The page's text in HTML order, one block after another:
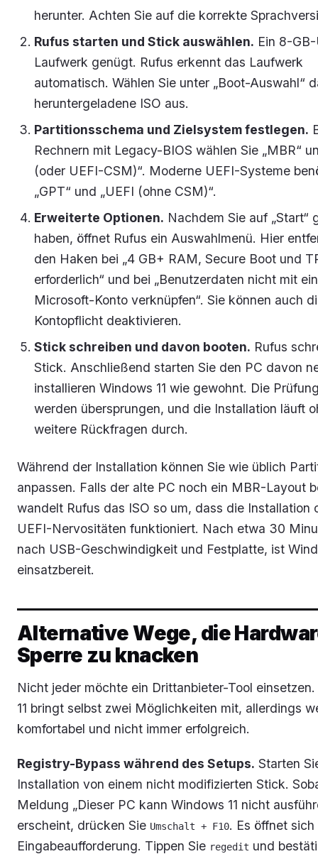
herunter. Achten Sie auf die korrekte
Rufus starten und Stick auswählen. Ein 8-
Laufwerk genügt. Rufus erkennt das Laufwerk
automatisch. Wählen Sie unter „Boot-Auswahl“
heruntergeladene ISO aus.
Partitionsschema und Zielsystem festlegen.
Rechnern mit Legacy-BIOS wählen Sie „MBR“
(oder UEFI-CSM)“. Moderne UEFI-Systeme
„GPT“ und „UEFI (ohne CSM)“.
Erweiterte Optionen. Nachdem Sie auf „Start“
haben, öffnet Rufus ein Auswahlmenü. Hier
den Haken bei „4 GB+ RAM, Secure Boot und
erforderlich“ und bei „Benutzerdaten nicht mit
Microsoft-Konto verknüpfen“. Sie können auch
Kontopflicht deaktivieren.
Stick schreiben und davon booten. Rufus
Stick. Anschließend starten Sie den PC davon
installieren Windows 11 wie gewohnt. Die
werden übersprungen, und die Installation läuft
weitere Rückfragen durch.
Während der Installation können Sie wie üblich
anpassen. Falls der alte PC noch ein MBR-Layout
wandelt Rufus das ISO so um, dass die Installation
UEFI-Nervositäten funktioniert. Nach etwa 30
nach USB-Geschwindigkeit und Festplatte, ist
einsatzbereit.
Alternative Wege, die
Sperre zu knacken
Nicht jeder möchte ein Drittanbieter-Tool
11 bringt selbst zwei Möglichkeiten mit, allerdings
komfortabel und nicht immer erfolgreich.
Registry-Bypass während des Setups. Starten
Installation von einem nicht modifizierten Stick.
Meldung „Dieser PC kann Windows 11 nicht
erscheint, drücken Sie Umschalt + F10. Es öffnet sich
Eingabeaufforderung. Tippen Sie regedit und